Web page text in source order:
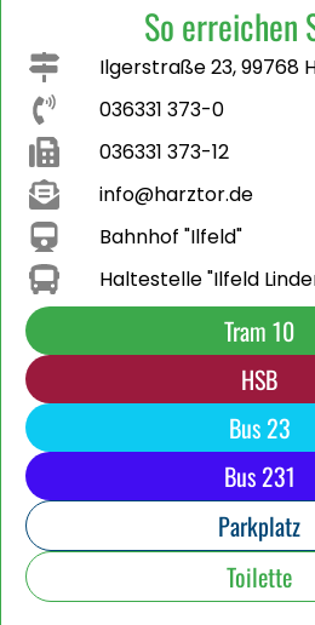
So erreichen
Ilgerstraße 23, 99768
036331 373-0
036331 373-12
info@harztor.de
Bahnhof "Ilfeld"
Haltestelle "Ilfeld
Tram 10
HSB
Bus 23
Bus 231
Parkplatz
Toilette